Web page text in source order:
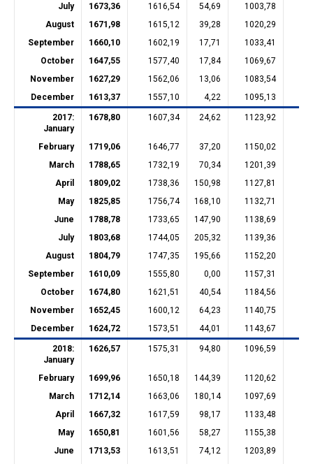
July
1673,36 1616,54 54,69 1003,78
August
1671,98 1615,12 39,28 1020,29
September
1660,10 1602,19 17,71 1033,41
October
1647,55 1577,40 17,84 1069,67
November
1627,29 1562,06 13,06 1083,54
December
1613,37 1557,10 4,22 1095,13
2017:
January
1678,80 1607,34 24,62 1123,92
February 1719,06 1646,77 37,20 1150,02
March
1788,65 1732,19 70,34 1201,39
April
1809,02 1738,36 150,98 1127,81
May
1825,85 1756,74 168,10 1132,71
June
1788,78 1733,65 147,90 1138,69
July
1803,68 1744,05 205,32 1139,36
August
1804,79 1747,35 195,66 1152,20
September
1610,09 1555,80 0,00 1157,31
October
1674,80 1621,51 40,54 1184,56
November
1652,45 1600,12 64,23 1140,75
December
1624,72 1573,51 44,01 1143,67
2018:
January
1626,57 1575,31 94,80 1096,59
February 1699,96 1650,18 144,39 1120,62
March
1712,14 1663,06 180,14 1097,69
April
1667,32 1617,59 98,17 1133,48
May
1650,81 1601,56 58,27 1155,38
June
1713,53 1613,51 74,12 1203,89